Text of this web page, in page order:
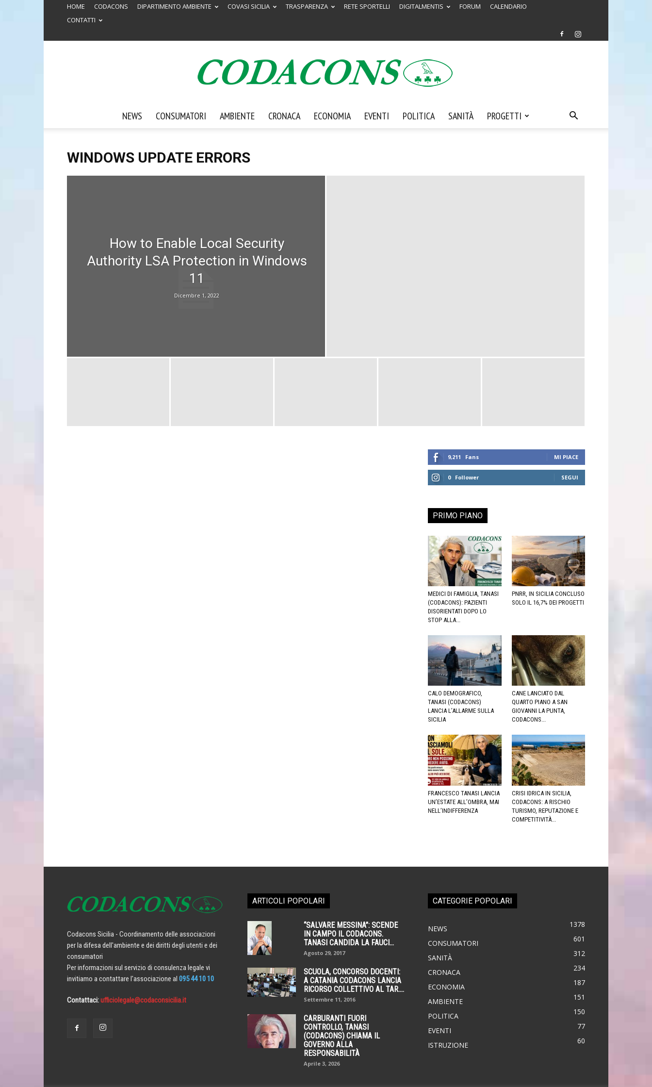
HOME CODACONS DIPARTIMENTO AMBIENTE COVASI SICILIA TRASPARENZA RETE SPORTELLI DIGITALMENTIS FORUM
CALENDARIO
CONTATTI
Codacons
NEWS CONSUMATORI AMBIENTE CRONACA ECONOMIA EVENTI POLITICA SANITÀ PROGETTI
WINDOWS UPDATE ERRORS
How to Enable Local Security
Authority LSA Protection in Windows
11
Dicembre 1, 2022
9,211 Fans MI PIACE
0 Follower SEGUI
PRIMO PIANO
MEDICI DI FAMIGLIA, TANASI
(CODACONS): PAZIENTI
DISORIENTATI DOPO LO
STOP ALLA...
PNRR, IN SICILIA CONCLUSO
SOLO IL 16,7% DEI PROGETTI
CALO DEMOGRAFICO,
TANASI (CODACONS)
LANCIA L’ALLARME SULLA
SICILIA
CANE LANCIATO DAL
QUARTO PIANO A SAN
GIOVANNI LA PUNTA,
CODACONS...
FRANCESCO TANASI LANCIA
UN’ESTATE ALL’OMBRA, MAI
NELL’INDIFFERENZA
CRISI IDRICA IN SICILIA,
CODACONS: A RISCHIO
TURISMO, REPUTAZIONE E
COMPETITIVITÀ...
Codacons Sicilia - Coordinamento delle associazioni
per la difesa dell'ambiente e dei diritti degli utenti e dei
consumatori
Per informazioni sul servizio di consulenza legale vi
invitiamo a contattare l'associazione al 095 44 10 10
Contattaci:ufficiolegale@codaconsicilia.it
ARTICOLI POPOLARI
“SALVARE MESSINA”: SCENDE
IN CAMPO IL CODACONS.
TANASI CANDIDA LA FAUCI...
Agosto 29, 2017
SCUOLA, CONCORSO DOCENTI:
A CATANIA CODACONS LANCIA
RICORSO COLLETTIVO AL TAR....
Settembre 11, 2016
CARBURANTI FUORI
CONTROLLO, TANASI
(CODACONS) CHIAMA IL
GOVERNO ALLA
RESPONSABILITÀ
Aprile 3, 2026
CATEGORIE POPOLARI
NEWS 1378
CONSUMATORI 601
SANITÀ 312
CRONACA 234
ECONOMIA 187
AMBIENTE 151
POLITICA 150
EVENTI 77
ISTRUZIONE 60